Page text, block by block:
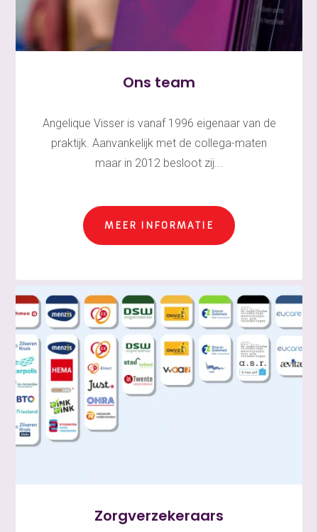
Ons team
Angelique Visser is vanaf 1996 eigenaar van de
praktijk. Aanvankelijk met de collega-maten
maar in 2012 besloot zij...
MEER INFORMATIE
Zorgverzekeraars